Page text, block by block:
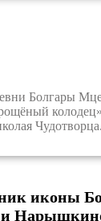
Болгары
иконы